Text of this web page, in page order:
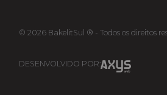
© 2026BakelitSul ® - Todos os direitos
DESENVOLVIDO POR: